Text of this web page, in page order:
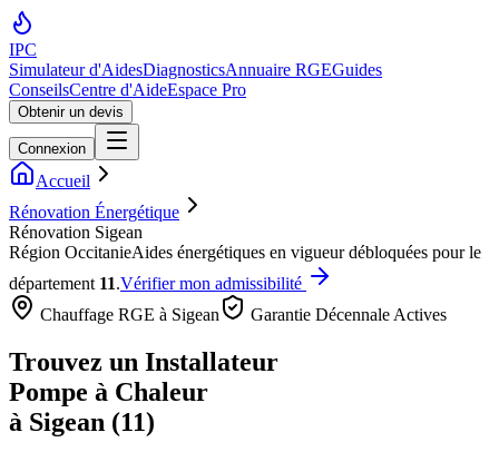
IPC
Simulateur d'AidesDiagnosticsAnnuaire RGEGuides
ConseilsCentre d'AideEspace Pro
Obtenir un devis
Connexion
Accueil
Rénovation Énergétique
Rénovation Sigean
Région OccitanieAides énergétiques en vigueur débloquées pour le
département 11.Vérifier mon admissibilité
Chauffage RGE à Sigean Garantie Décennale Actives
Trouvez un Installateur
Pompe à Chaleur
à Sigean (11)